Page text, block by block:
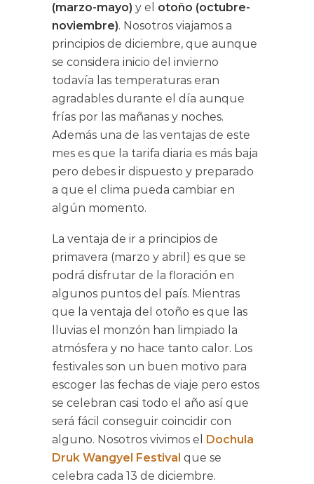
(marzo-mayo) y el otoño (octubre-
noviembre). Nosotros viajamos a
principios de diciembre, que aunque
se considera inicio del invierno
todavía las temperaturas eran
agradables durante el día aunque
frías por las mañanas y noches.
Además una de las ventajas de este
mes es que la tarifa diaria es más baja
pero debes ir dispuesto y preparado
a que el clima pueda cambiar en
algún momento.
La ventaja de ir a principios de
primavera (marzo y abril) es que se
podrá disfrutar de la floración en
algunos puntos del país. Mientras
que la ventaja del otoño es que las
lluvias el monzón han limpiado la
atmósfera y no hace tanto calor. Los
festivales son un buen motivo para
escoger las fechas de viaje pero estos
se celebran casi todo el año así que
será fácil conseguir coincidir con
alguno. Nosotros vivimos el Dochula
Druk Wangyel Festival que se
celebra cada 13 de diciembre.